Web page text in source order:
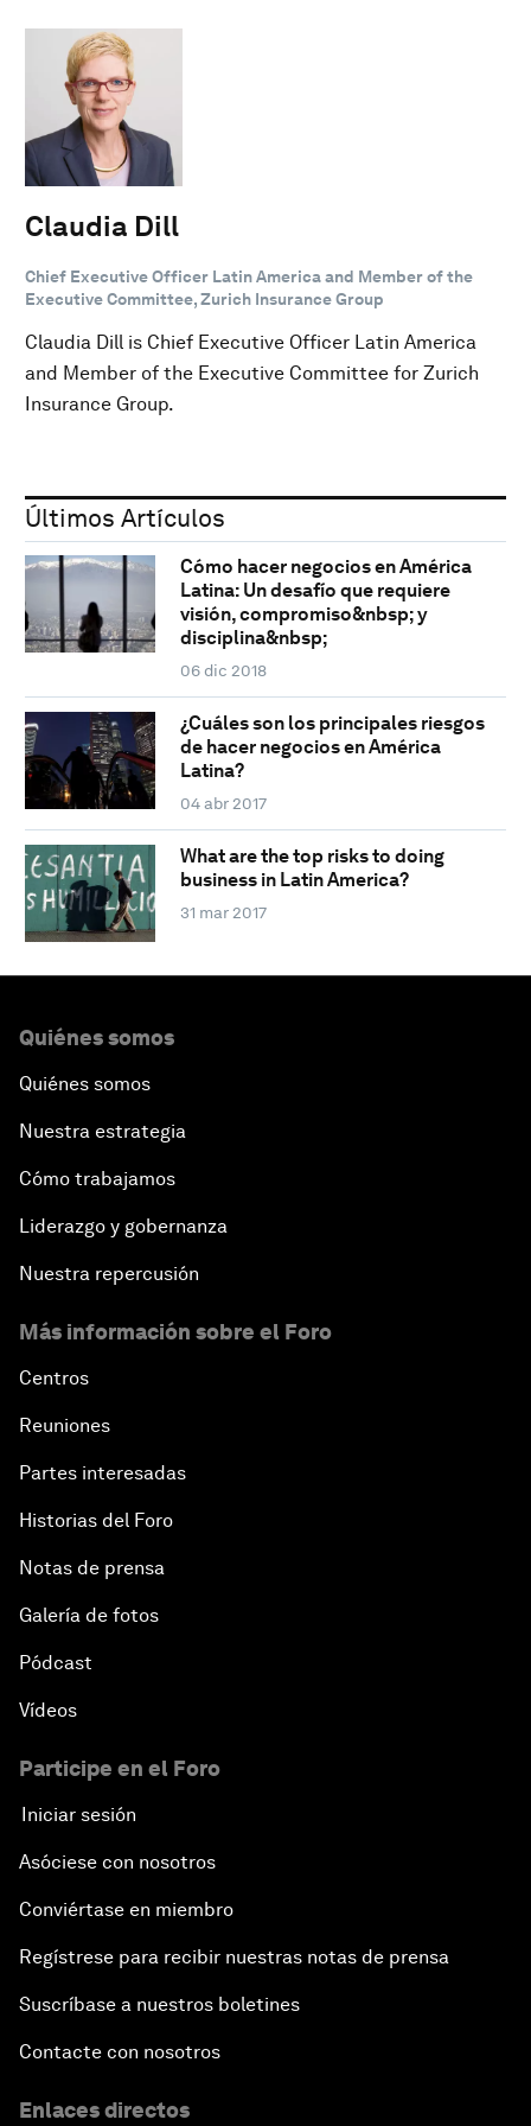
Claudia Dill
Chief Executive Officer Latin America and Member of the
Executive Committee, Zurich Insurance Group
Claudia Dill is Chief Executive Officer Latin America
and Member of the Executive Committee for Zurich
Insurance Group.
Últimos Artículos
Cómo hacer negocios en América
Latina: Un desafío que requiere
visión, compromiso&nbsp; y
disciplina&nbsp;
06 dic 2018
¿Cuáles son los principales riesgos
de hacer negocios en América
Latina?
04 abr 2017
What are the top risks to doing
business in Latin America?
31 mar 2017
Quiénes somos
Quiénes somos
Nuestra estrategia
Cómo trabajamos
Liderazgo y gobernanza
Nuestra repercusión
Más información sobre el Foro
Centros
Reuniones
Partes interesadas
Historias del Foro
Notas de prensa
Galería de fotos
Pódcast
Vídeos
Participe en el Foro
Iniciar sesión
Asóciese con nosotros
Conviértase en miembro
Regístrese para recibir nuestras notas de prensa
Suscríbase a nuestros boletines
Contacte con nosotros
Enlaces directos